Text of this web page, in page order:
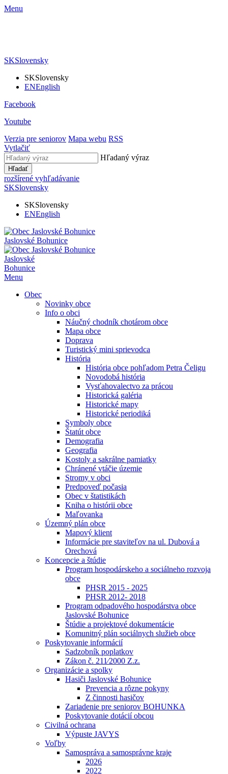
Menu
SKSlovensky
SKSlovensky
ENEnglish
Facebook
Youtube
Verzia pre seniorov Mapa webu RSS
Vytlačiť
Hľadaný výraz
Hľadať
rozšírené vyhľadávanie
SKSlovensky
SKSlovensky
ENEnglish
Jaslovské Bohunice
Jaslovské
Bohunice
Menu
Obec
Novinky obce
Info o obci
Náučný chodník chotárom obce
Mapa obce
Doprava
Turistický mini sprievodca
História
História obce pohľadom Petra Čeligu
Novodobá história
Vysťahovalectvo za prácou
Historická galéria
Historické mapy
Historické periodiká
Symboly obce
Štatút obce
Demografia
Geografia
Kostoly a sakrálne pamiatky
Chránené vtáčie územie
Stromy v obci
Predpoveď počasia
Obec v štatistikách
Kniha o histórii obce
Maľovanka
Územný plán obce
Mapový klient
Informácie pre staviteľov na ul. Dubová a
Orechová
Koncepcie a štúdie
Program hospodárskeho a sociálneho rozvoja
obce
PHSR 2015 - 2025
PHSR 2012- 2018
Program odpadového hospodárstva obce
Jaslovské Bohunice
Štúdie a projektové dokumentácie
Komunitný plán sociálnych služieb obce
Poskytovanie informácií
Sadzobník poplatkov
Zákon č. 211⁄2000 Z.z.
Organizácie a spolky
Hasiči Jaslovské Bohunice
Prevencia a rôzne pokyny
Z činnosti hasičov
Zariadenie pre seniorov BOHUNKA
Poskytovanie dotácií obcou
Civilná ochrana
Výpuste JAVYS
Voľby
Samospráva a samosprávne kraje
2026
2022